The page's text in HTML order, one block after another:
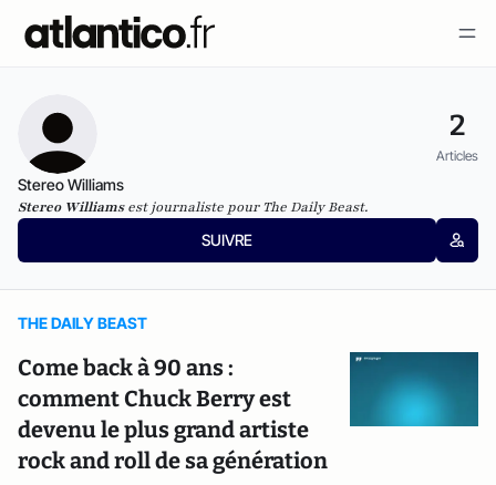
2
Articles
Stereo Williams
Stereo Williamsest journaliste pourThe Daily Beast.
SUIVRE
THE DAILY BEAST
Come back à 90 ans :
comment Chuck Berry est
devenu le plus grand artiste
rock and roll de sa génération